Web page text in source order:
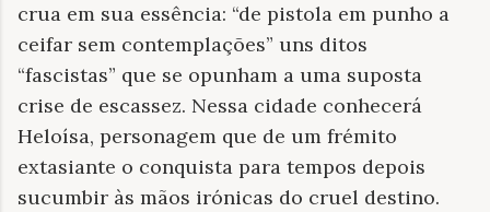
crua em sua essência: “de pistola em punho a
ceifar sem contemplações” uns ditos
“fascistas” que se opunham a uma suposta
crise de escassez. Nessa cidade conhecerá
Heloísa, personagem que de um frémito
extasiante o conquista para tempos depois
sucumbir às mãos irónicas do cruel destino.